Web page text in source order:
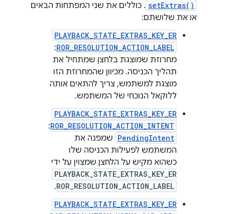
setExtras() . כוללים את שני המפתחות הבאים
או את שלושתם:
PLAYBACK_STATE_EXTRAS_KEY_ER
ROR_RESOLUTION_ACTION_LABEL
:
מחרוזת שמוצגת בלחצן שמתחיל את
תהליך הכניסה. מכיוון שהמחרוזת הזו
מוצגת למשתמש, צריך להתאים אותה
ללוקאל הנוכחי של המשתמש.
PLAYBACK_STATE_EXTRAS_KEY_ER
ROR_RESOLUTION_ACTION_INTENT
:
PendingIntent שמפנה את
המשתמש לפעילות הכניסה שלו
כשהוא מקיש על הלחצן שמצוין על ידי
PLAYBACK_STATE_EXTRAS_KEY_ER
ROR_RESOLUTION_ACTION_LABEL
.
PLAYBACK_STATE_EXTRAS_KEY_ER